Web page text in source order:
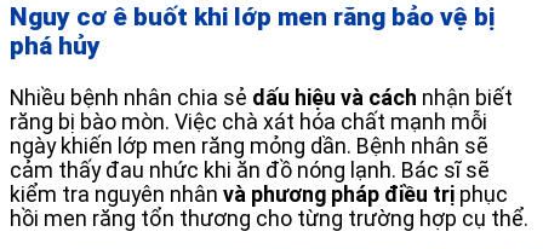
Nguy cơ ê buốt khi lớp men răng bảo vệ bị
phá hủy
Nhiều bệnh nhân chia sẻ dấu hiệu và cách nhận biết
răng bị bào mòn. Việc chà xát hóa chất mạnh mỗi
ngày khiến lớp men răng mỏng dần. Bệnh nhân sẽ
cảm thấy đau nhức khi ăn đồ nóng lạnh. Bác sĩ sẽ
kiểm tra nguyên nhân và phương pháp điều trị phục
hồi men răng tổn thương cho từng trường hợp cụ thể.